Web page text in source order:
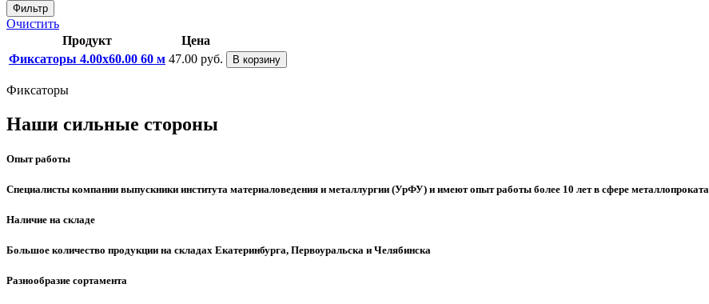
Фильтр
Очистить
Продукт
Цена
Фиксаторы 4.00x60.00 60 м 47.00 руб. В корзину
Фиксаторы
Наши сильные стороны
Опыт работы
Специалисты компании выпускники института материаловедения и металлургии (УрФУ) и имеют опыт работы более 10 лет в сфере металлопроката
Наличие на складе
Большое количество продукции на складах Екатеринбурга, Первоуральска и Челябинска
Разнообразие сортамента